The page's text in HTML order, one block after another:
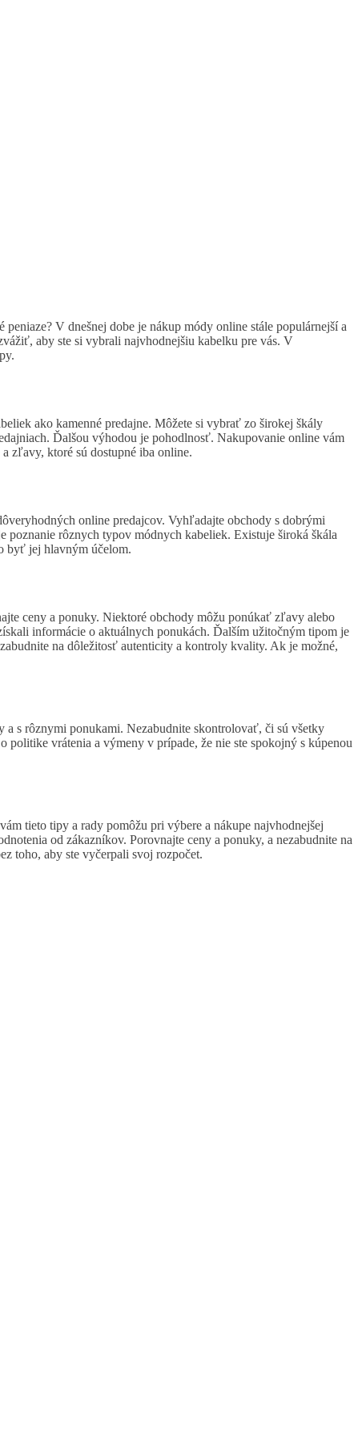
peniaze? V dnešnej dobe je nákup módy online stále populárnejší a
aby ste si vybrali najvhodnejšiu kabelku pre vás. V
ako kamenné predajne. Môžete si vybrať zo širokej škály
Ďalšou výhodou je pohodlnosť. Nakupovanie online vám
zľavy, ktoré sú dostupné iba online.
online predajcov. Vyhľadajte obchody s dobrými
rôznych typov módnych kabeliek. Existuje široká škála
byť jej hlavným účelom.
ceny a ponuky. Niektoré obchody môžu ponúkať zľavy alebo
informácie o aktuálnych ponukách. Ďalším užitočným tipom je
na dôležitosť autenticity a kontroly kvality. Ak je možné,
s rôznymi ponukami. Nezabudnite skontrolovať, či sú všetky
vrátenia a výmeny v prípade, že nie ste spokojný s kúpenou
tieto tipy a rady pomôžu pri výbere a nákupe najvhodnejšej
od zákazníkov. Porovnajte ceny a ponuky, a nezabudnite na
toho, aby ste vyčerpali svoj rozpočet.